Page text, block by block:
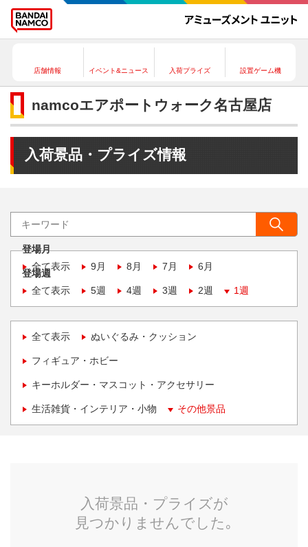
店舗情報 イベント&ニュース 入荷プライズ 設置ゲーム機
namcoエアポートウォーク名古屋店
入荷景品・プライズ情報
登場月
全て表示
9月 8月 7月 6月
登場週
全て表示
5週 4週 3週 2週 1週
全て表示 ぬいぐるみ・クッション
フィギュア・ホビー
キーホルダー・マスコット・アクセサリー
生活雑貨・インテリア・小物 その他景品